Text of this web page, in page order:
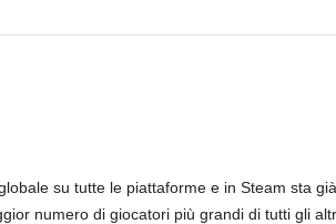
su tutte le piattaforme e in Steam sta già
numero di giocatori più grandi di tutti gli